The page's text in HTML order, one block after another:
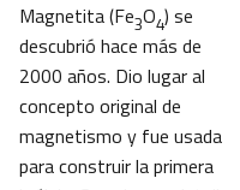
Magnetita (Fe3O4) se
descubrió hace más de
2000 años. Dio lugar al
concepto original de
magnetismo y fue usada
para construir la primera